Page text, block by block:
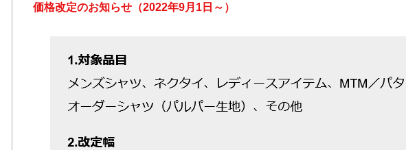
価格改定のお知らせ（2022年9月1日～）